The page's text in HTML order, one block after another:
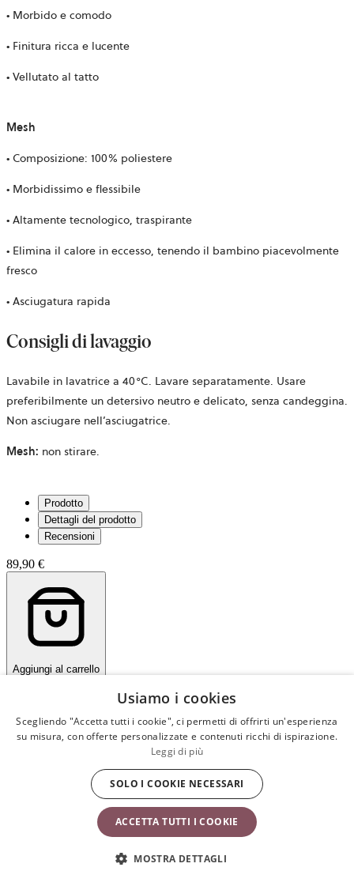
• Morbido e comodo
• Finitura ricca e lucente
• Vellutato al tatto
Mesh
• Composizione: 100% poliestere
• Morbidissimo e flessibile
• Altamente tecnologico, traspirante
• Elimina il calore in eccesso, tenendo il bambino piacevolmente
fresco
• Asciugatura rapida
Consigli di lavaggio
Lavabile in lavatrice a 40°C. Lavare separatamente. Usare
preferibilmente un detersivo neutro e delicato, senza candeggina.
Non asciugare nell’asciugatrice.
Mesh: non stirare.
Prodotto
Dettagli del prodotto
Recensioni
89,90 €
Aggiungi al carrello
Il tuo regalo di benvenuto
Iscriviti alla nostra newsletter e ricevi il 10% di sconto sul tuo
ordine.
Usiamo i cookies
Scegliendo "Accetta tutti i cookie", ci permetti di offrirti un'esperienza
su misura, con offerte personalizzate e contenuti ricchi di ispirazione.
Leggi di più
ACCETTA TUTTI I COOKIE
SOLO I COOKIE NECESSARI
MOSTRA DETTAGLI